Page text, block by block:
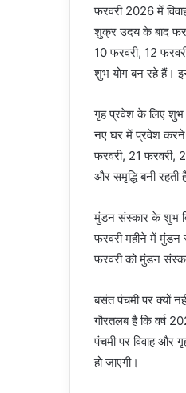
फरवरी 2026 में
शुक्र उदय के बाद
10 फरवरी, 12
शुभ योग बन रहे हैं।
गृह प्रवेश के लिए शुभ
नए घर में प्रवेश करने
फरवरी, 21 फरवरी,
और समृद्धि बनी रहती
मुंडन संस्कार के शुभ
फरवरी महीने में
फरवरी को मुंडन
बसंत पंचमी पर क्यों
गौरतलब है कि वर्ष
पंचमी पर विवाह और
हो जाएगी।